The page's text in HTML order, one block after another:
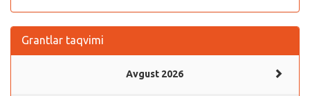
Grantlar taqvimi
Avgust 2026